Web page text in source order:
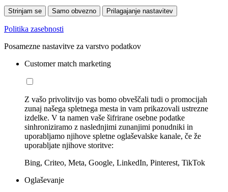
Strinjam se Samo obvezno Prilagajanje nastavitev
Politika zasebnosti
Posamezne nastavitve za varstvo podatkov
Customer match marketing
Z vašo privolitvijo vas bomo obveščali tudi o promocijah
zunaj našega spletnega mesta in vam prikazovali ustrezne
izdelke. V ta namen vaše šifrirane osebne podatke
sinhroniziramo z naslednjimi zunanjimi ponudniki in
uporabljamo njihove spletne oglaševalske kanale, če že
uporabljate njihove storitve:
Bing, Criteo, Meta, Google, LinkedIn, Pinterest, TikTok
Oglaševanje